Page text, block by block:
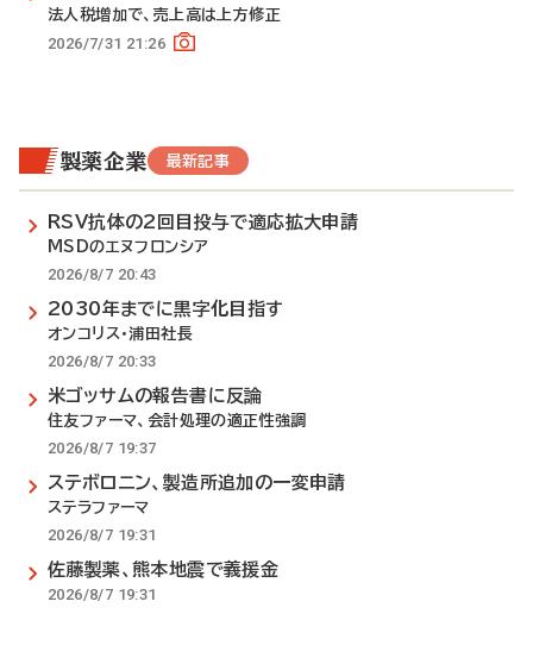
法人税増加で、売上高は上方修正
2026/7/31 21:26
製薬企業 最新記事
RSV抗体の2回目投与で適応拡大申請
MSDのエヌフロンシア
2026/8/7 20:43
2030年までに黒字化目指す
オンコリス・浦田社長
2026/8/7 20:33
米ゴッサムの報告書に反論
住友ファーマ、会計処理の適正性強調
2026/8/7 19:37
ステボロニン、製造所追加の一変申請
ステラファーマ
2026/8/7 19:31
佐藤製薬、熊本地震で義援金
2026/8/7 19:31